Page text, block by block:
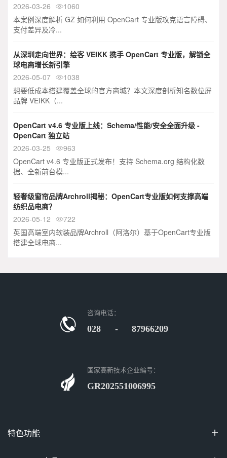
2026-03-26
1060
本案例深度解析 GZ 如何利用 OpenCart 专业版攻克语言障碍、
支付差异及冷...
从深圳走向世界：绘客 VEIKK 携手 OpenCart 专业版，解锁全
球电商增长新引擎
2026-05-07
1038
想要低成本搭建覆盖全球的官方商城？本文深度剖析知名数位屏
品牌 VEIKK（...
OpenCart v4.6 专业版上线：Schema/性能/安全全面升级 -
OpenCart 独立站
2026-03-25
963
OpenCart v4.6 专业版正式发布！支持 Schema.org 结构化数
据、全新前台模...
轻奢级窗帘品牌Archroll揭秘：OpenCart专业版如何支撑高端
纺织品电商？
2026-05-12
722
英国高端室内软装品牌Archroll（阿洛尔）基于OpenCart专业版
搭建全球电商...
咨询电话：
028 - 87966209
国家高新技术企业编号：
GR202551006995
特色功能 
100%开源